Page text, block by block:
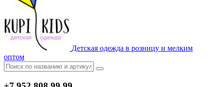
Детская одежда в розницу и мелким
оптом